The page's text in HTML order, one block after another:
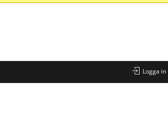
Logga in